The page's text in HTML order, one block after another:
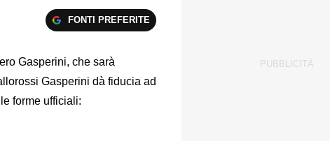
FONTI PREFERITE
Gasperini, che sarà
Gasperini dà fiducia ad
forme ufficiali: